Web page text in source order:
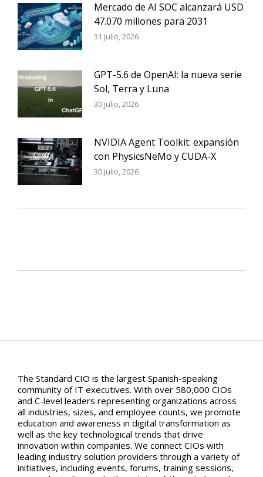
Mercado de AI SOC alcanzará USD
47.070 millones para 2031
31 julio, 2026
GPT-5.6 de OpenAI: la nueva serie
Sol, Terra y Luna
30 julio, 2026
NVIDIA Agent Toolkit: expansión
con PhysicsNeMo y CUDA-X
30 julio, 2026
The Standard CIO is the largest Spanish-speaking
community of IT executives. With over 580,000 CIOs
and C-level leaders representing organizations across
all industries, sizes, and employee counts, we promote
education and awareness in digital transformation as
well as the key technological trends that drive
innovation within companies. We connect CIOs with
leading industry solution providers through a variety of
initiatives, including events, forums, training sessions,